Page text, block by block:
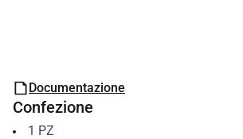
Documentazione
Confezione
1 PZ